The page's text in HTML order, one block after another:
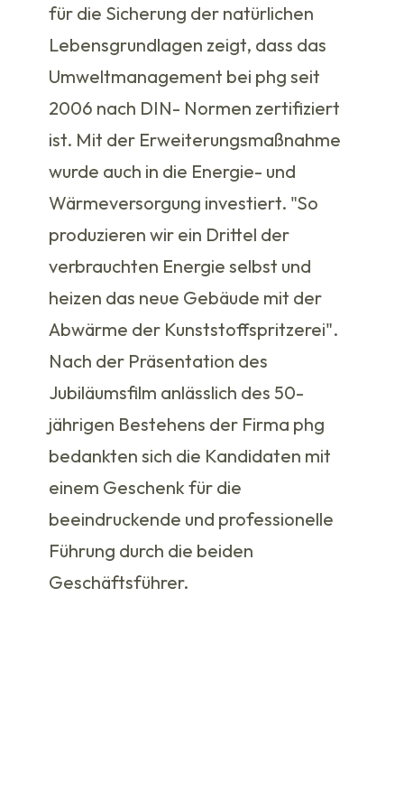
für die Sicherung der natürlichen
Lebensgrundlagen zeigt, dass das
Umweltmanagement bei phg seit
2006 nach DIN- Normen zertifiziert
ist. Mit der Erweiterungsmaßnahme
wurde auch in die Energie- und
Wärmeversorgung investiert. "So
produzieren wir ein Drittel der
verbrauchten Energie selbst und
heizen das neue Gebäude mit der
Abwärme der Kunststoffspritzerei".
Nach der Präsentation des
Jubiläumsfilm anlässlich des 50-
jährigen Bestehens der Firma phg
bedankten sich die Kandidaten mit
einem Geschenk für die
beeindruckende und professionelle
Führung durch die beiden
Geschäftsführer.